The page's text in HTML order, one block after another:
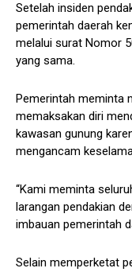
Setelah insiden
pemerintah daerah
melalui surat Nomor
yang sama.
Pemerintah meminta
memaksakan diri
kawasan gunung
mengancam
“Kami meminta
larangan pendakian
imbauan pemerintah
Selain memperketat